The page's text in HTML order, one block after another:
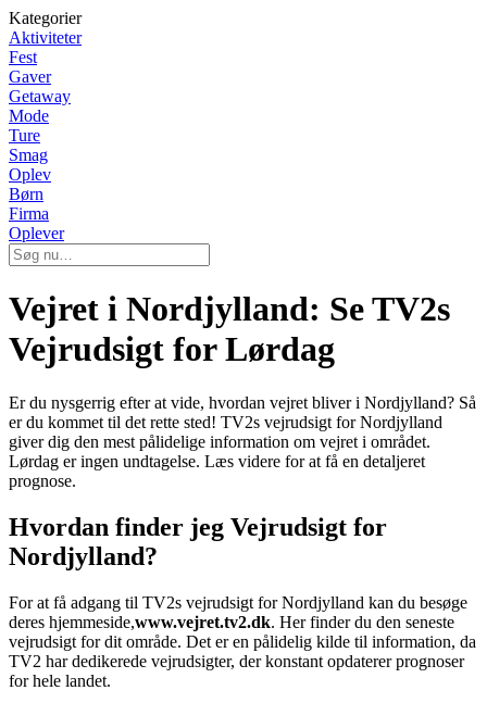
Kategorier
Aktiviteter
Fest
Gaver
Getaway
Mode
Ture
Smag
Oplev
Børn
Firma
Oplever
Vejret i Nordjylland: Se TV2s
Vejrudsigt for Lørdag
Er du nysgerrig efter at vide, hvordan vejret bliver i Nordjylland? Så
er du kommet til det rette sted! TV2s vejrudsigt for Nordjylland
giver dig den mest pålidelige information om vejret i området.
Lørdag er ingen undtagelse. Læs videre for at få en detaljeret
prognose.
Hvordan finder jeg Vejrudsigt for
Nordjylland?
For at få adgang til TV2s vejrudsigt for Nordjylland kan du besøge
deres hjemmeside,www.vejret.tv2.dk. Her finder du den seneste
vejrudsigt for dit område. Det er en pålidelig kilde til information, da
TV2 har dedikerede vejrudsigter, der konstant opdaterer prognoser
for hele landet.